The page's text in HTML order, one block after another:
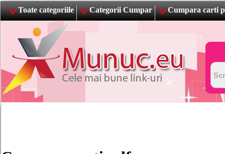
Toate categoriile Categorii Cumpar Cumpara carti